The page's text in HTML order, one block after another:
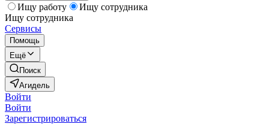
Ищу работу
Ищу сотрудника
Ищу сотрудника
Сервисы
Помощь
Ещё
Поиск
Агидель
Войти
Войти
Зарегистрироваться